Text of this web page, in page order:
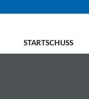
STARTSCHUSS